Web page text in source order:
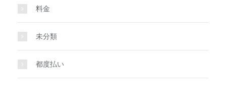
料金
未分類
都度払い